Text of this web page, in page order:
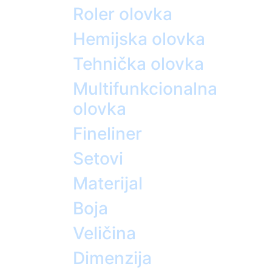
Roler olovka
Hemijska olovka
Tehnička olovka
Multifunkcionalna
olovka
Fineliner
Setovi
Materijal
Boja
Veličina
Dimenzija